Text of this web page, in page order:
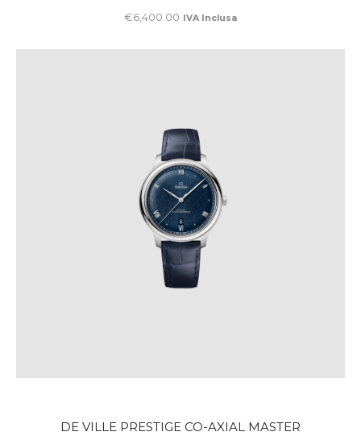
€6,400 00 IVA Inclusa
DE VILLE PRESTIGE CO-AXIAL MASTER